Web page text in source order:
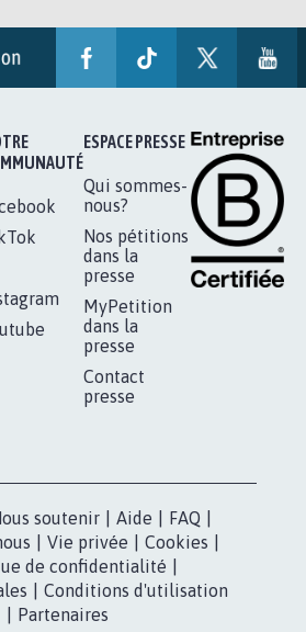
ESPACE PRESSE
Qui sommes-
nous?
Nos pétitions
dans la
presse
MyPetition
dans la
presse
Contact
presse
soutenir Aide FAQ
Vie privée Cookies
de confidentialité
Conditions d'utilisation
Partenaires